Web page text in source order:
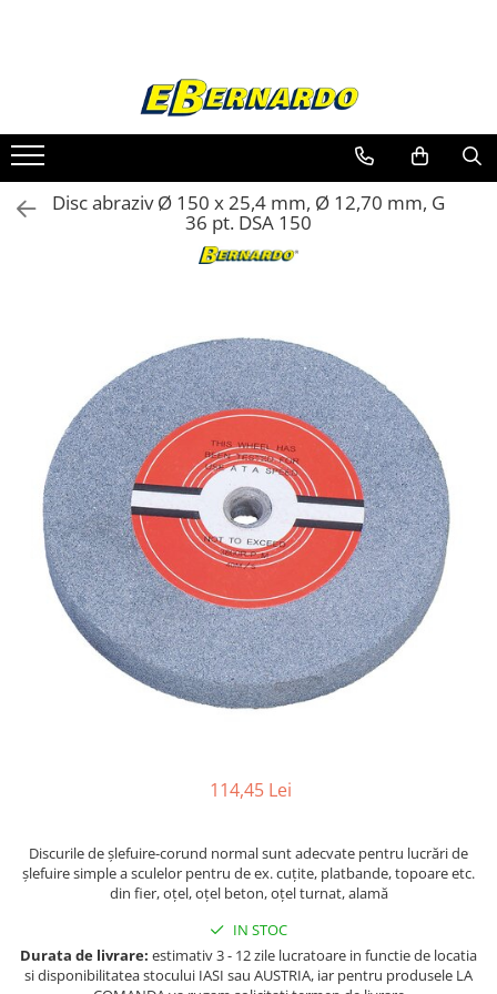
Prelucrare metal
Fierastraie pentru metal
Ferastraie mobile pentru metal
Fierastraie prelucrare metal
Ferastraie orizontale pentru metal
Ferastraie circulare pentru metal
Ferastraie automate cu banda si
Ferastraie metal cu banda si taiere
dubla semiautomate
Ferastraie prelucrare metal cu
banda si taiere dubla
Ferastraie verticale
Strunguri pentru metal
Strunguri CNC
Strunguri cu cutie de viteze
Strunguri cu surub de ghidare
Strunguri de precizie
Strunguri metal cu freza
Strunguri universale cu viteza
Masini de gaurit - Vario - cu masa
Masini de gaurit cu angrenaj, masa
si coloana
Masini de gaurit cu coloana
Disc abraziv Ø 150 x 25,4 mm, Ø 12,70 mm, G
36 pt. DSA 150
114,45 Lei
Discurile de şlefuire-corund normal sunt adecvate pentru lucrări de
şlefuire simple a sculelor pentru de ex. cuţite, platbande, topoare etc.
din fier, oţel, oţel beton, oţel turnat, alamă
IN STOC
Durata de livrare: estimativ 3 - 12 zile lucratoare in functie de locatia
si disponibilitatea stocului IASI sau AUSTRIA, iar pentru produsele LA